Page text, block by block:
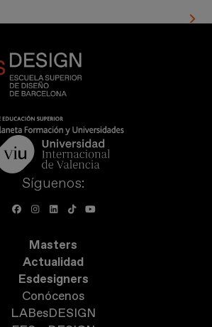
Síguenos:
Masters
Actualidad
Esdesigners
Conócenos
LABesDESIGN